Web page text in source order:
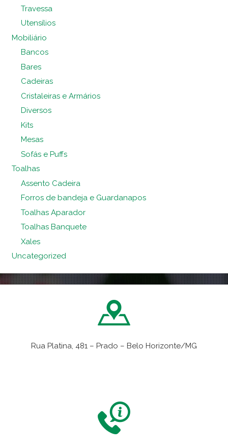
Travessa
Utensílios
Mobiliário
Bancos
Bares
Cadeiras
Cristaleiras e Armários
Diversos
Kits
Mesas
Sofás e Puffs
Toalhas
Assento Cadeira
Forros de bandeja e Guardanapos
Toalhas Aparador
Toalhas Banquete
Xales
Uncategorized
Rua Platina, 481 – Prado – Belo Horizonte/MG